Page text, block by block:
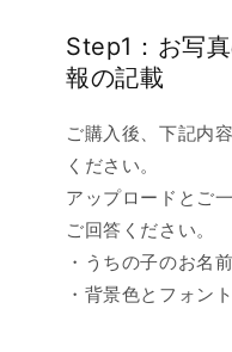
Step1：お写
報の記載
ご購入後、下記内
ください。
アップロードとご
ご回答ください。
・うちの子のお名
・背景色とフォン